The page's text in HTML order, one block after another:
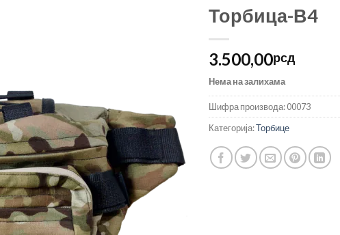
Торбица-В4
3.500,00рсд
Нема на залихама
Шифра производа:00073
Категорија:Торбице